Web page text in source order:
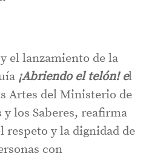
el lanzamiento de la
¡Abriendo el telón! el
Artes del Ministerio de
los Saberes, reafirma
respeto y la dignidad de
con